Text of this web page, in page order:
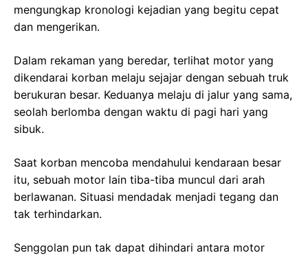
mengungkap kronologi kejadian yang begitu cepat
dan mengerikan.
Dalam rekaman yang beredar, terlihat motor yang
dikendarai korban melaju sejajar dengan sebuah truk
berukuran besar. Keduanya melaju di jalur yang sama,
seolah berlomba dengan waktu di pagi hari yang
sibuk.
Saat korban mencoba mendahului kendaraan besar
itu, sebuah motor lain tiba-tiba muncul dari arah
berlawanan. Situasi mendadak menjadi tegang dan
tak terhindarkan.
Senggolan pun tak dapat dihindari antara motor